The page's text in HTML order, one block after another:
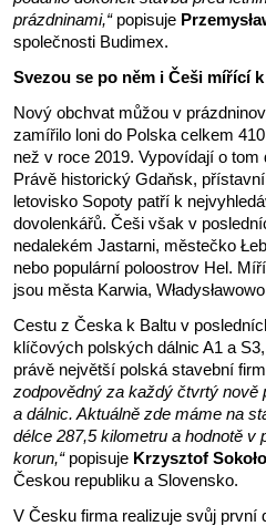
prázdninami,“popisuje
společnosti Budimex.
Svezou se po něm i Češi mířící
Nový obchvat můžou v
zamířilo loni do Polska celkem
než v roce 2019. Vypovídají o
Právě historický Gdaňsk,
letovisko Sopoty patří k
dovolenkářů. Češi však v
nedalekém Jastarni, městečko
nebo populární poloostrov Hel.
jsou města Karwia,
Cestu z Česka k Baltu v
klíčových polských dálnic A1 a
právě největší polská stavební
zodpovědný za každý čtvrtý
a dálnic. Aktuálně zde máme na
délce 287,5 kilometru a hodnotě v
korun,“ popisuje Krzysztof
Českou republiku a Slovensko.
V Česku firma realizuje svůj první